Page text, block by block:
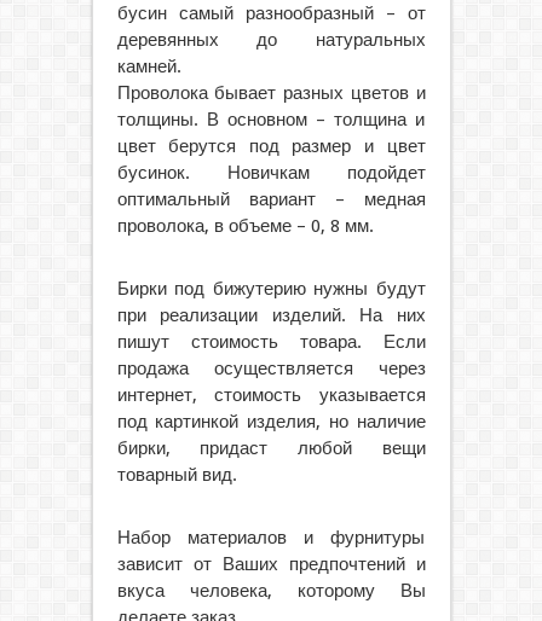
бусин самый разнообразный – от
деревянных до натуральных
камней.
Проволока бывает разных цветов и
толщины. В основном – толщина и
цвет берутся под размер и цвет
бусинок. Новичкам подойдет
оптимальный вариант – медная
проволока, в объеме – 0, 8 мм.
Бирки под бижутерию нужны будут
при реализации изделий. На них
пишут стоимость товара. Если
продажа осуществляется через
интернет, стоимость указывается
под картинкой изделия, но наличие
бирки, придаст любой вещи
товарный вид.
Набор материалов и фурнитуры
зависит от Ваших предпочтений и
вкуса человека, которому Вы